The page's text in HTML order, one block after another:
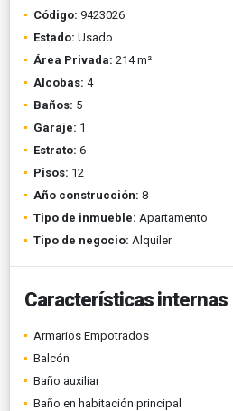
Código: 9423026
Estado: Usado
Área Privada: 214 m²
Alcobas: 4
Baños: 5
Garaje: 1
Estrato: 6
Pisos: 12
Año construcción: 8
Tipo de inmueble: Apartamento
Tipo de negocio: Alquiler
Características internas
Armarios Empotrados
Balcón
Baño auxiliar
Baño en habitación principal